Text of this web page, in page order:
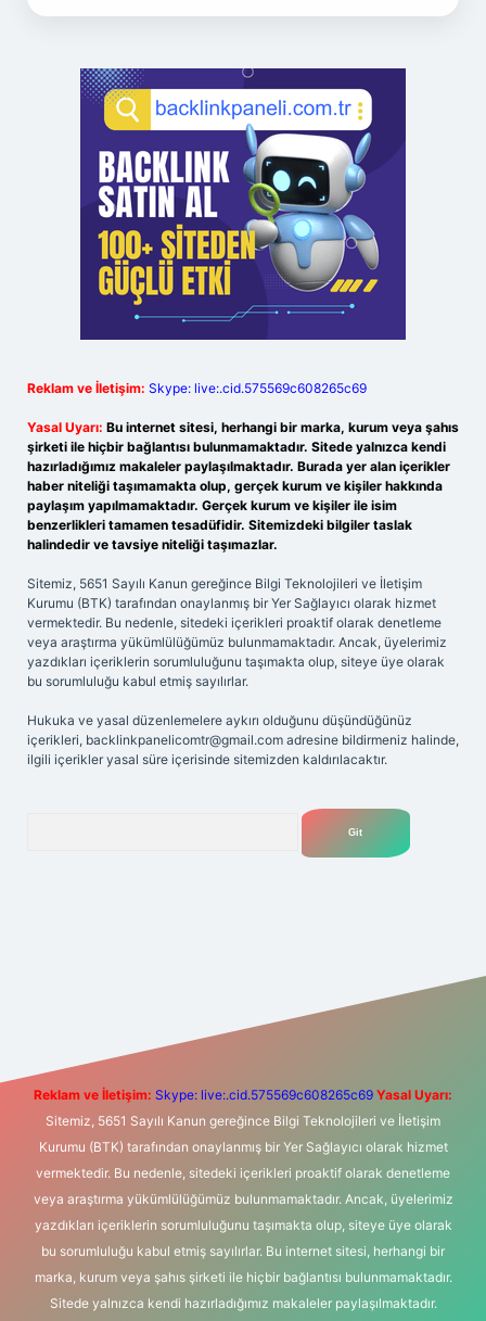
Reklam ve İletişim: Skype: live:.cid.575569c608265c69
Yasal Uyarı: Bu internet sitesi, herhangi bir marka, kurum veya şahıs
şirketi ile hiçbir bağlantısı bulunmamaktadır. Sitede yalnızca kendi
hazırladığımız makaleler paylaşılmaktadır. Burada yer alan içerikler
haber niteliği taşımamakta olup, gerçek kurum ve kişiler hakkında
paylaşım yapılmamaktadır. Gerçek kurum ve kişiler ile isim
benzerlikleri tamamen tesadüfidir. Sitemizdeki bilgiler taslak
halindedir ve tavsiye niteliği taşımazlar.
Sitemiz, 5651 Sayılı Kanun gereğince Bilgi Teknolojileri ve İletişim
Kurumu (BTK) tarafından onaylanmış bir Yer Sağlayıcı olarak hizmet
vermektedir. Bu nedenle, sitedeki içerikleri proaktif olarak denetleme
veya araştırma yükümlülüğümüz bulunmamaktadır. Ancak, üyelerimiz
yazdıkları içeriklerin sorumluluğunu taşımakta olup, siteye üye olarak
bu sorumluluğu kabul etmiş sayılırlar.
Hukuka ve yasal düzenlemelere aykırı olduğunu düşündüğünüz
içerikleri, backlinkpanelicomtr@gmail.com adresine bildirmeniz halinde,
ilgili içerikler yasal süre içerisinde sitemizden kaldırılacaktır.
m elexbet
Reklam ve İletişim: Skype: live:.cid.575569c608265c69 Yasal Uyarı:
Sitemiz, 5651 Sayılı Kanun gereğince Bilgi Teknolojileri ve İletişim
Kurumu (BTK) tarafından onaylanmış bir Yer Sağlayıcı olarak hizmet
vermektedir. Bu nedenle, sitedeki içerikleri proaktif olarak denetleme
veya araştırma yükümlülüğümüz bulunmamaktadır. Ancak, üyelerimiz
yazdıkları içeriklerin sorumluluğunu taşımakta olup, siteye üye olarak
bu sorumluluğu kabul etmiş sayılırlar. Bu internet sitesi, herhangi bir
marka, kurum veya şahıs şirketi ile hiçbir bağlantısı bulunmamaktadır.
Sitede yalnızca kendi hazırladığımız makaleler paylaşılmaktadır.